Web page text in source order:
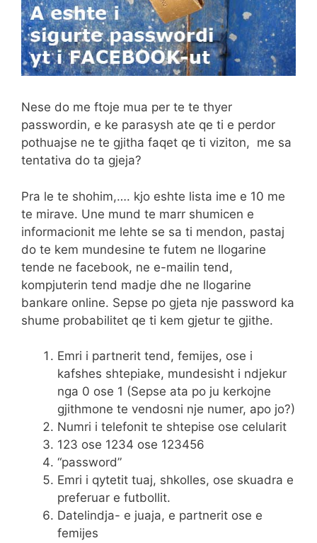
Nese do me ftoje mua per te te thyer
passwordin, e ke parasysh ate qe ti e perdor
pothuajse ne te gjitha faqet qe ti viziton, me sa
tentativa do ta gjeja?
Pra le te shohim,…. kjo eshte lista ime e 10 me
te mirave. Une mund te marr shumicen e
informacionit me lehte se sa ti mendon, pastaj
do te kem mundesine te futem ne llogarine
tende ne facebook, ne e-mailin tend,
kompjuterin tend madje dhe ne llogarine
bankare online. Sepse po gjeta nje password ka
shume probabilitet qe ti kem gjetur te gjithe.
Emri i partnerit tend, femijes, ose i
kafshes shtepiake, mundesisht i ndjekur
nga 0 ose 1 (Sepse ata po ju kerkojne
gjithmone te vendosni nje numer, apo jo?)
Numri i telefonit te shtepise ose celularit
123 ose 1234 ose 123456
“password”
Emri i qytetit tuaj, shkolles, ose skuadra e
preferuar e futbollit.
Datelindja- e juaja, e partnerit ose e
femijes